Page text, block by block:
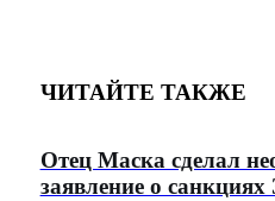
ЧИТАЙТЕ ТАКЖЕ
Отец Маска сделал
заявление о санкциях